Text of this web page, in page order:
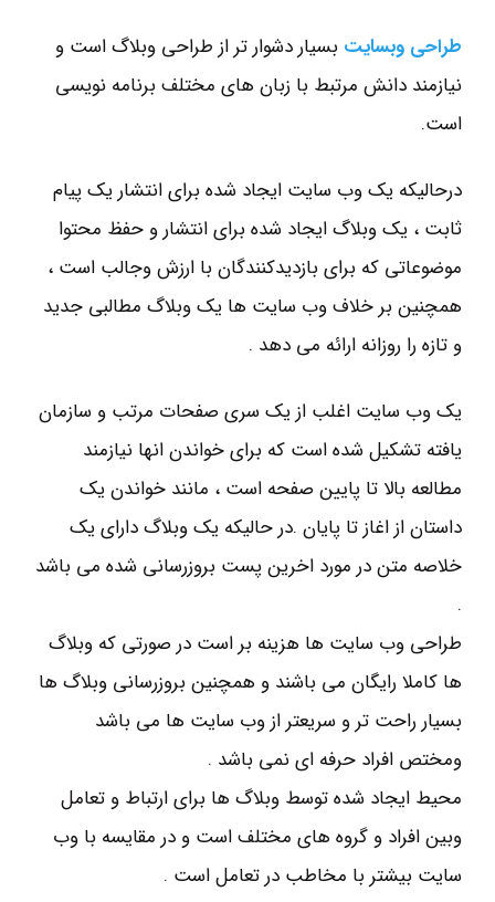
طراحی وبسایت بسیار دشوار تر از طراحی وبلاگ است و
نیازمند دانش مرتبط با زبان های مختلف برنامه نویسی
است.
درحالیکه یک وب سایت ایجاد شده برای انتشار یک پیام
ثابت ، یک وبلاگ ایجاد شده برای انتشار و حفظ محتوا
موضوعاتی که برای بازدیدکنندگان با ارزش وجالب است ،
همچنین بر خلاف وب سایت ها یک وبلاگ مطالبی جدید
و تازه را روزانه ارائه می دهد .
یک وب سایت اغلب از یک سری صفحات مرتب و سازمان
یافته تشکیل شده است که برای خواندن انها نیازمند
مطالعه بالا تا پایین صفحه است ، مانند خواندن یک
داستان از اغاز تا پایان .در حالیکه یک وبلاگ دارای یک
خلاصه متن در مورد اخرین پست بروزرسانی شده می باشد
.
طراحی وب سایت ها هزینه بر است در صورتی که وبلاگ
ها کاملا رایگان می باشند و همچنین بروزرسانی وبلاگ ها
بسیار راحت تر و سریعتر از وب سایت ها می باشد
ومختص افراد حرفه ای نمی باشد .
محیط ایجاد شده توسط وبلاگ ها برای ارتباط و تعامل
وبین افراد و گروه های مختلف است و در مقایسه با وب
سایت بیشتر با مخاطب در تعامل است .